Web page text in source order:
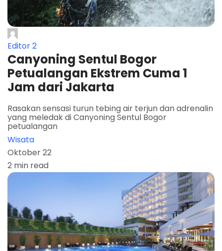
Editor 2
Canyoning Sentul Bogor
Petualangan Ekstrem Cuma 1
Jam dari Jakarta
Rasakan sensasi turun tebing air terjun dan adrenalin
yang meledak di Canyoning Sentul Bogor
petualangan
Wisata
Oktober 22
2 min read